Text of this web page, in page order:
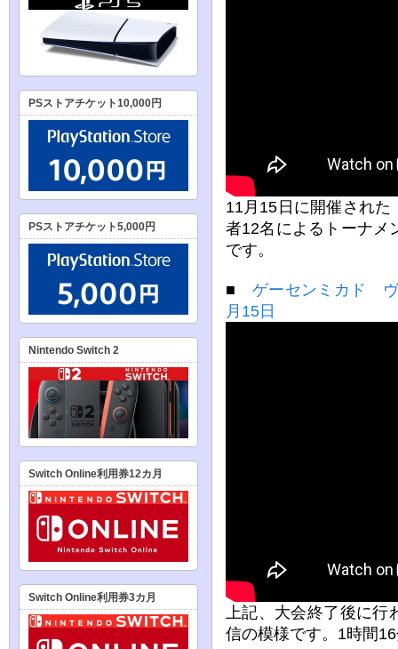
11月15日に開催され
者12名によるトーナメ
です。
■ ゲーセンミカド
月15日
上記、大会終了後に
信の模様です。1時間
PSストアチケット10,000円
PSストアチケット5,000円
Nintendo Switch 2
Switch Online利用券12カ月
Switch Online利用券3カ月